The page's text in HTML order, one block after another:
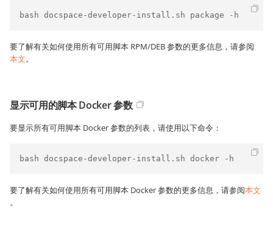
bash docspace-developer-install.sh package -h
要了解有关如何使用所有可用脚本 RPM/DEB 参数的更多信息，请参阅
本文。
显示可用的脚本 Docker 参数
要显示所有可用脚本 Docker 参数的列表，请使用以下命令：
bash docspace-developer-install.sh docker -h
要了解有关如何使用所有可用脚本 Docker 参数的更多信息，请参阅本文
。